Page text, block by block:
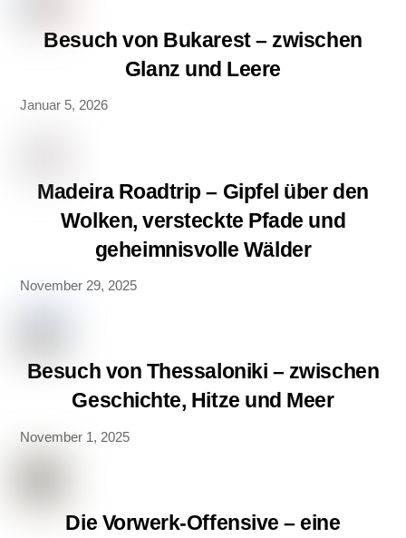
Besuch von Bukarest – zwischen
Glanz und Leere
Januar 5, 2026
Madeira Roadtrip – Gipfel über den
Wolken, versteckte Pfade und
geheimnisvolle Wälder
November 29, 2025
Besuch von Thessaloniki – zwischen
Geschichte, Hitze und Meer
November 1, 2025
Die Vorwerk-Offensive – eine